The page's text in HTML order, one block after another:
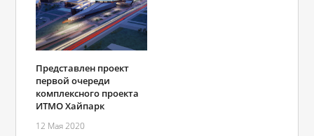
Представлен проект
первой очереди
комплексного проекта
ИТМО Хайпарк
12 Мая 2020